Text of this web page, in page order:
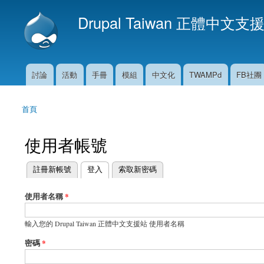
Drupal Taiwan 正體中文支
主選單
討論 活動 手冊 模組 中文化 TWAMPd FB社團
您在這裡
首頁
使用者帳號
主要索引標籤
註冊新帳號 登入
(作用中頁籤) 索取新密碼
使用者名稱*
輸入您的 Drupal Taiwan 正體中文支援站 使用者名稱
密碼*